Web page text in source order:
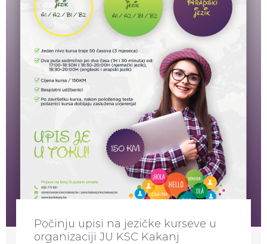
Počinju upisi na jezičke kurseve u
organizaciji JU KSC Kakanj